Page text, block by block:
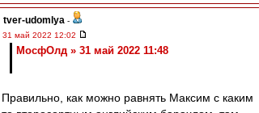
tver-udomlya -
31 май 2022 12:02
МосфОлд » 31 май 2022 11:48
Правильно, как можно равнять Максим с каким